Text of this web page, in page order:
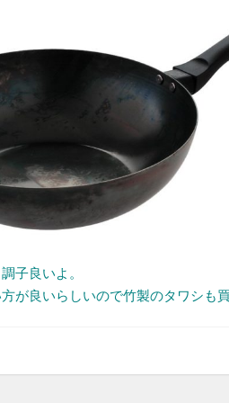
子良いよ。
が良いらしいので竹製のタワシも